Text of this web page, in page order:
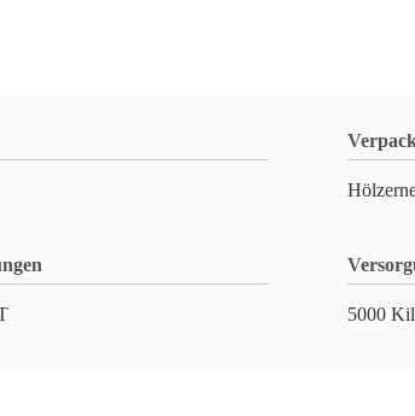
5000